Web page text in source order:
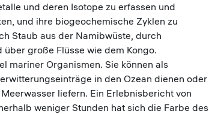
und deren Isotope zu erfassen und
und ihre biogeochemische Zyklen zu
Staub aus der Namibwüste, durch
große Flüsse wie dem Kongo.
mariner Organismen. Sie können als
in den Ozean dienen oder
liefern. Ein Erlebnisbericht von
weniger Stunden hat sich die Farbe des